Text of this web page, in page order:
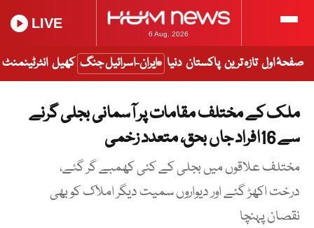
6 Aug, 2026
LIVE
صفحۂ اول تازہ ترین پاکستان دنیا ایران-اسرائیل جنگ کھیل انٹرٹینمنٹ
ملک کے مختلف مقامات پر آسمانی بجلی گرنے
سے 16افراد جاں بحق، متعدد زخمی
مختلف علاقوں میں بجلی کے کئی کھمبے گر گئے،
درخت اکھڑ گئے اور دیواروں سمیت دیگر املاک کو بھی
نقصان پہنچا